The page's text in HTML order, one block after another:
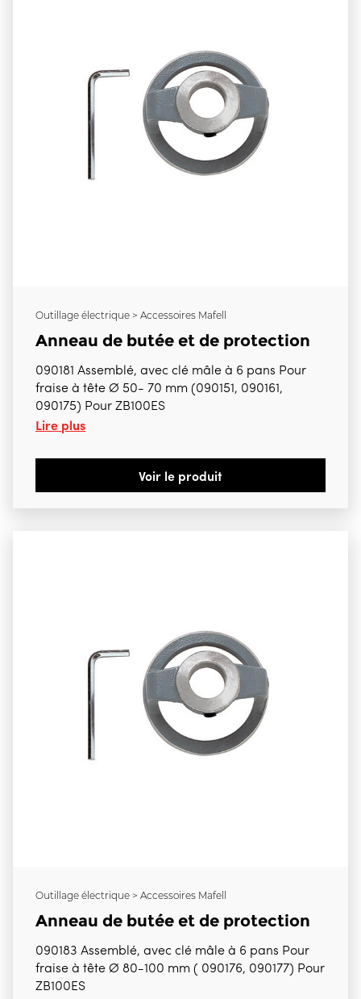
Outillage électrique > Accessoires Mafell
Anneau de butée et de protection
090181 Assemblé, avec clé mâle à 6 pans Pour
fraise à tête Ø 50- 70 mm (090151, 090161,
090175) Pour ZB100ES
Lire plus
Voir le produit
Outillage électrique > Accessoires Mafell
Anneau de butée et de protection
090183 Assemblé, avec clé mâle à 6 pans Pour
fraise à tête Ø 80-100 mm ( 090176, 090177) Pour
ZB100ES